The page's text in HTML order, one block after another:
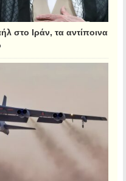
στο Ιράν, τα αντίποινα